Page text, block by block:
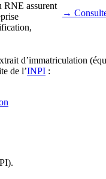
RNE assurent
→
d’immatriculation
de l’INPI :
.